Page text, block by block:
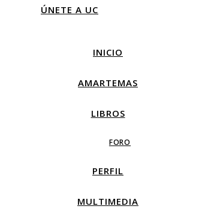
ÚNETE A UC
INICIO
AMARTEMAS
LIBROS
FORO
PERFIL
MULTIMEDIA